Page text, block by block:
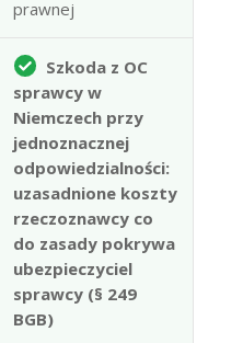
prawnej
Szkoda z OC
sprawcy w
Niemczech przy
jednoznacznej
odpowiedzialności:
uzasadnione koszty
rzeczoznawcy co
do zasady pokrywa
ubezpieczyciel
sprawcy (§ 249
BGB)